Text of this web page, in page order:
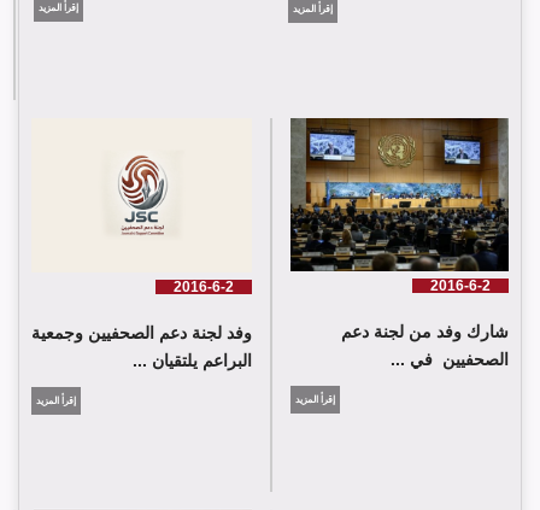
لجنة دعم الصحفيين تلتقي اللجنة الدولية للصليب الأحمر في جنيف
إقرأ المزيد إقرأ المزيد
2016-6-2
شارك وفد من لجنة دعم
الصحفيين في ...
إقرأ المزيد
2016-6-2
وفد لجنة دعم الصحفيين وجمعية
البراعم يلتقيان ...
إقرأ المزيد